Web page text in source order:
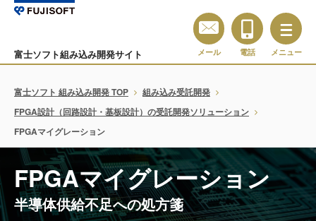
富士ソフト組み込み開発サイト メール 電話 メニュー
富士ソフト 組み込み開発 TOP
組み込み受託開発
FPGA設計（回路設計・基板設計）の受託開発ソリューション
FPGAマイグレーション
FPGAマイグレーション
半導体供給不足への処方箋